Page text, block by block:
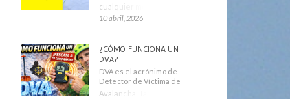
cualquier montañero
10 abril, 2026
¿CÓMO FUNCIONA UN
DVA?
DVA es el acrónimo de
Detector de Víctima de
Avalancha. También se